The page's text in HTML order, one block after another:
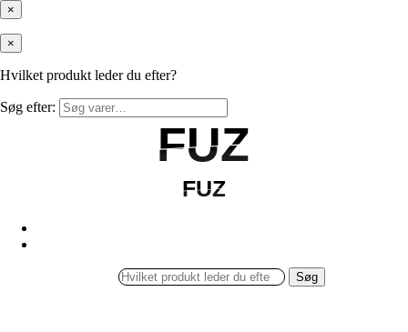
×
×
Hvilket produkt leder du efter?
Søg efter:
FUZ
FUZ
FUZ
FUZ
Søg